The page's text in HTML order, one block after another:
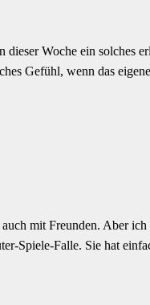
Woche ein solches
Gefühl, wenn das
mit Freunden. Aber
Spiele-Falle. Sie hat